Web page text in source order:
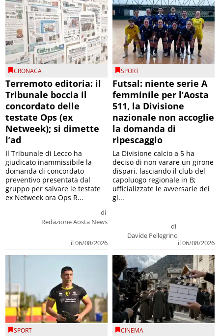
CRONACA
Terremoto editoria: il
Tribunale boccia il
concordato delle
testate Ops (ex
Netweek); si dimette
l’ad
di
Redazione Aosta News
il 06/08/2026
Il Tribunale di Lecco ha
giudicato inammissibile la
domanda di concordato
preventivo presentata dal
gruppo per salvare le testate
ex Netweek ora Ops R...
SPORT
Futsal: niente serie A
femminile per l’Aosta
511, la Divisione
nazionale non accoglie
la domanda di
ripescaggio
di
Davide Pellegrino
il 06/08/2026
La Divisione calcio a 5 ha
deciso di non varare un girone
dispari, lasciando il club del
capoluogo regionale in B;
ufficializzate le avversarie dei
gi...
SPORT CINEMA